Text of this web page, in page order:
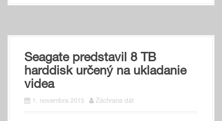
Seagate predstavil 8 TB
harddisk určený na ukladanie
videa
1. novembra 2015 Záchrana dát